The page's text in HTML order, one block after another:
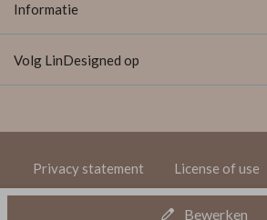
Bewerken
Informatie
Volg LinDesigned op
Privacy statement License of use
© 2020 LinDesigned